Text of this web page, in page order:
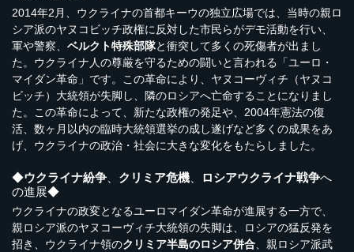
2014年2月、ウクライナの首都キーウの独立広場では、当時の親ロ
シア派のヤヌコビッチ政権に反対した市民らがデモ活動を行い、
軍や警察、 ベルクト特殊部隊と衝突して多くの死傷者が出まし
た。ウクライナ人の尊厳を守るための闘いと言われる「ユーロ・
マイダン革命」です。この革命により、ヤヌコーヴィチ（ヤヌコ
ビッチ）大統領が失脚し、隣のロシアへ亡命することになりまし
た。この革命によって、新たな政権の発足や、2004年憲法の復
活、数ヶ月以内の臨時大統領選挙の成し遂げなど多くの成果をあ
げ、ウクライナの政治・社会に大きな変化をもたらしました。
◆ウクライナ紛争 クリミア危機 ロシアウクライナ戦争へ
の進展◆
ウクライナの政変となるユーロマイダン革命が進展する一方で、
親ロシア派のヤヌコーヴィチ大統領の失脚は、ロシアの猛反発を
招き、ウクライナ領のクリミア半島のロシア併合 、親ロシア派武